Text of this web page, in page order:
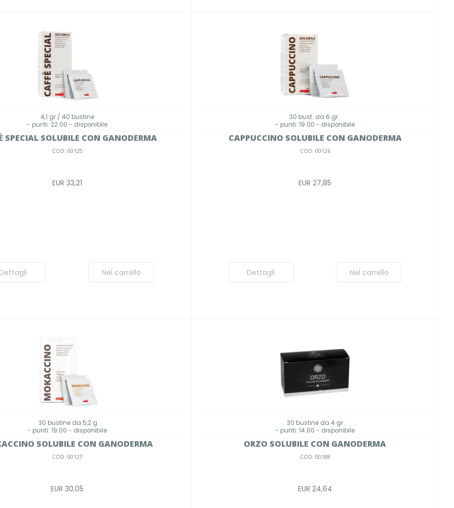
4,1 gr / 40 bustine
- punti: 22.00 - disponibile
SPECIAL SOLUBILE CON GANODERMA
COD: 00125
EUR 33,21
Nel carrello
30 bust. da 6 gr.
- punti: 19.00 - disponibile
CAPPUCCINO SOLUBILE CON GANODERMA
COD: 00126
EUR 27,85
Dettagli Nel carrello
30 bustine da 5,2 g
- punti: 19.00 - disponibile
SOLUBILE CON GANODERMA
COD: 00127
EUR 30,05
30 bustine da 4 gr
- punti: 14.00 - disponibile
ORZO SOLUBILE CON GANODERMA
COD: 00188
EUR 24,64